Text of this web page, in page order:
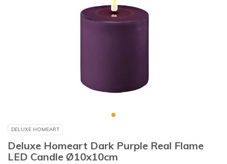
DELUXE HOMEART
Deluxe Homeart Dark Purple Real Flame
LED Candle Ø10x10cm